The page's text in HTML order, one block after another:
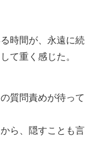
時間が、永遠に続
て重く感じた。
質問責めが待って
ら、隠すことも言